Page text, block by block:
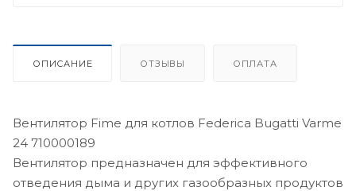
ОПИСАНИЕ ОТЗЫВЫ ОПЛАТА
Вентилятор Fime для котлов Federica Bugatti Varme
24 710000189
Вентилятор предназначен для эффективного
отведения дыма и других газообразных продуктов